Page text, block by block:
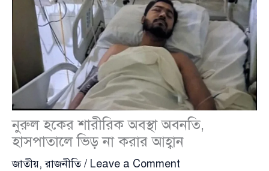
নুরুল হকের শারীরিক অবস্থা অবনতি,
হাসপাতালে ভিড় না করার আহ্বান
জাতীয়,রাজনীতি/ Leave a Comment